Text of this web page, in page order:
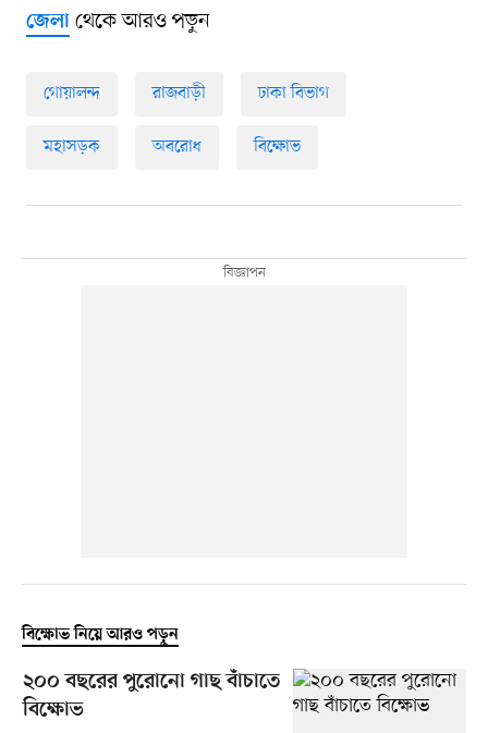
জেলাথেকে আরও পড়ুন
গোয়ালন্দ রাজবাড়ী ঢাকা বিভাগ
মহাসড়ক অবরোধ বিক্ষোভ
বিক্ষোভ নিয়ে আরও পড়ুন
২০০ বছরের পুরোনো গাছ বাঁচাতে
বিক্ষোভ